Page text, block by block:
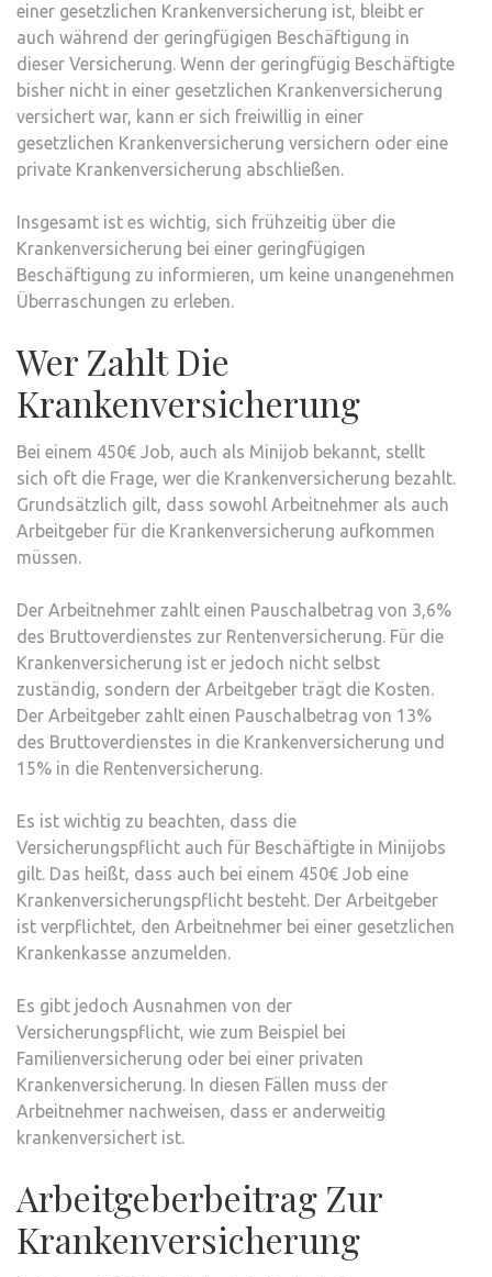
einer gesetzlichen Krankenversicherung ist, bleibt er
auch während der geringfügigen Beschäftigung in
dieser Versicherung. Wenn der geringfügig Beschäftigte
bisher nicht in einer gesetzlichen Krankenversicherung
versichert war, kann er sich freiwillig in einer
gesetzlichen Krankenversicherung versichern oder eine
private Krankenversicherung abschließen.
Insgesamt ist es wichtig, sich frühzeitig über die
Krankenversicherung bei einer geringfügigen
Beschäftigung zu informieren, um keine unangenehmen
Überraschungen zu erleben.
Wer Zahlt Die
Krankenversicherung
Bei einem 450€ Job, auch als Minijob bekannt, stellt
sich oft die Frage, wer die Krankenversicherung bezahlt.
Grundsätzlich gilt, dass sowohl Arbeitnehmer als auch
Arbeitgeber für die Krankenversicherung aufkommen
müssen.
Der Arbeitnehmer zahlt einen Pauschalbetrag von 3,6%
des Bruttoverdienstes zur Rentenversicherung. Für die
Krankenversicherung ist er jedoch nicht selbst
zuständig, sondern der Arbeitgeber trägt die Kosten.
Der Arbeitgeber zahlt einen Pauschalbetrag von 13%
des Bruttoverdienstes in die Krankenversicherung und
15% in die Rentenversicherung.
Es ist wichtig zu beachten, dass die
Versicherungspflicht auch für Beschäftigte in Minijobs
gilt. Das heißt, dass auch bei einem 450€ Job eine
Krankenversicherungspflicht besteht. Der Arbeitgeber
ist verpflichtet, den Arbeitnehmer bei einer gesetzlichen
Krankenkasse anzumelden.
Es gibt jedoch Ausnahmen von der
Versicherungspflicht, wie zum Beispiel bei
Familienversicherung oder bei einer privaten
Krankenversicherung. In diesen Fällen muss der
Arbeitnehmer nachweisen, dass er anderweitig
krankenversichert ist.
Arbeitgeberbeitrag Zur
Krankenversicherung